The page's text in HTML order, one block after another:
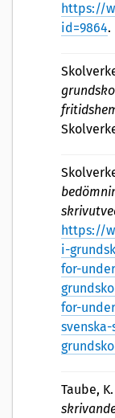
https://
id=9864.
https://
i-
for-
for-
Taube,